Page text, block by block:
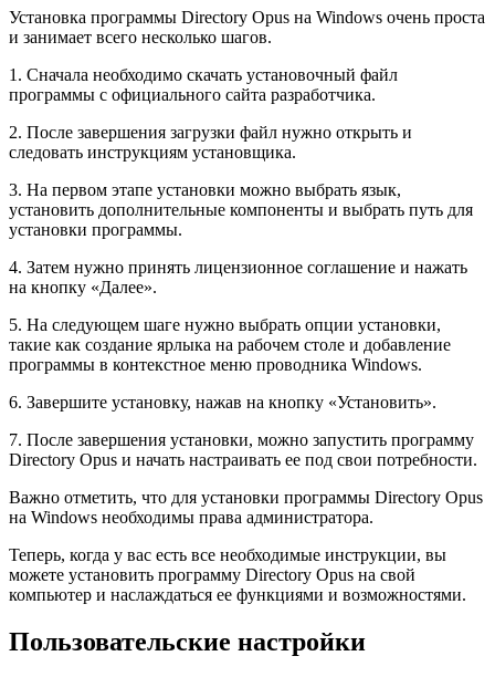
Установка программы Directory Opus на Windows очень проста
и занимает всего несколько шагов.
1. Сначала необходимо скачать установочный файл
программы с официального сайта разработчика.
2. После завершения загрузки файл нужно открыть и
следовать инструкциям установщика.
3. На первом этапе установки можно выбрать язык,
установить дополнительные компоненты и выбрать путь для
установки программы.
4. Затем нужно принять лицензионное соглашение и нажать
на кнопку «Далее».
5. На следующем шаге нужно выбрать опции установки,
такие как создание ярлыка на рабочем столе и добавление
программы в контекстное меню проводника Windows.
6. Завершите установку, нажав на кнопку «Установить».
7. После завершения установки, можно запустить программу
Directory Opus и начать настраивать ее под свои потребности.
Важно отметить, что для установки программы Directory Opus
на Windows необходимы права администратора.
Теперь, когда у вас есть все необходимые инструкции, вы
можете установить программу Directory Opus на свой
компьютер и наслаждаться ее функциями и возможностями.
Пользовательские настройки